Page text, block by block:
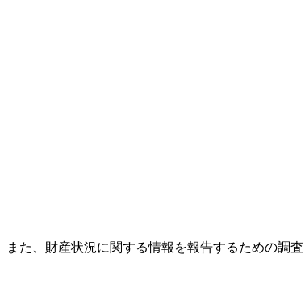
また、財産状況に関する情報を報告するための調